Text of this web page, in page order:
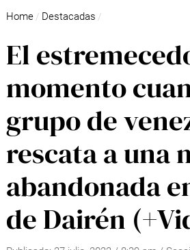
Home / Destacadas /
El
momento
grupo de
rescata a una
abandonada
de Dairén